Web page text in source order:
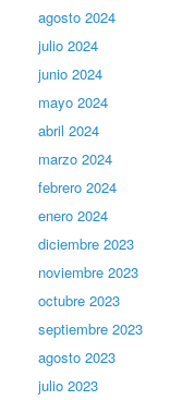
agosto 2024
julio 2024
junio 2024
mayo 2024
abril 2024
marzo 2024
febrero 2024
enero 2024
diciembre 2023
noviembre 2023
octubre 2023
septiembre 2023
agosto 2023
julio 2023